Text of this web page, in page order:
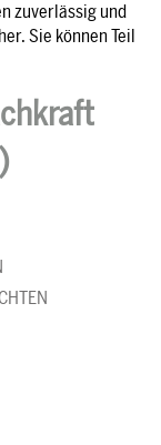
zuverlässig und
Sie können Teil